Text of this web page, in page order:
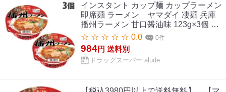
インスタント カップ麺 カップラーメン
即席麺 ラーメン ヤマダイ 凄麺 兵庫
播州ラーメン 甘口醤油味 123g×3個 イ
ンスタント カップ麺 カップラーメン
即席麺 ラーメン
☆ ☆ ☆ ☆ ☆ 0.0 0件
984円 送料別
ドラッグスーパー alude